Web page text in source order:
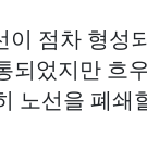
이 점차 형성
되었지만 흐
노선을 폐쇄